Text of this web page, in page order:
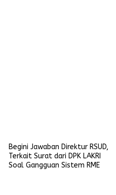
Begini Jawaban Direktur RSUD,
Terkait Surat dari DPK LAKRI
Soal Gangguan Sistem RME